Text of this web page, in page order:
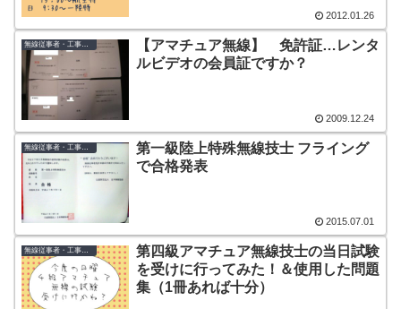
2012.01.26
無線従事者・工事担任者
【アマチュア無線】 免許証…レンタ
ルビデオの会員証ですか？
2009.12.24
無線従事者・工事担任者
第一級陸上特殊無線技士 フライング
で合格発表
2015.07.01
無線従事者・工事担任者
第四級アマチュア無線技士の当日試験
を受けに行ってみた！＆使用した問題
集（1冊あれば十分）